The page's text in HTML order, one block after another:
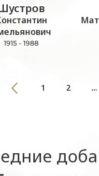
1915 - 1988
1 2 ...